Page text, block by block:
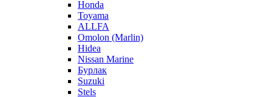
Honda
Toyama
ALLFA
Omolon (Marlin)
Hidea
Nissan Marine
Бурлак
Suzuki
Stels